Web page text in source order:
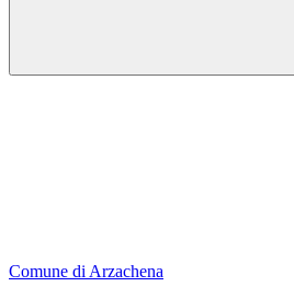
Comune di Arzachena